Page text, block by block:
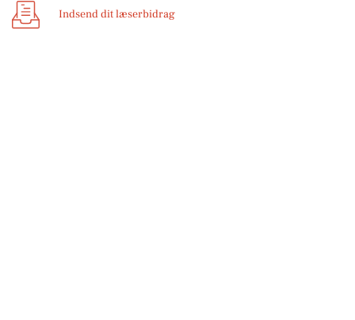
Indsend dit læserbidrag